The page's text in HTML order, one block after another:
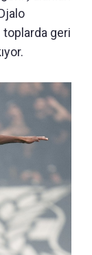
toplarda geri